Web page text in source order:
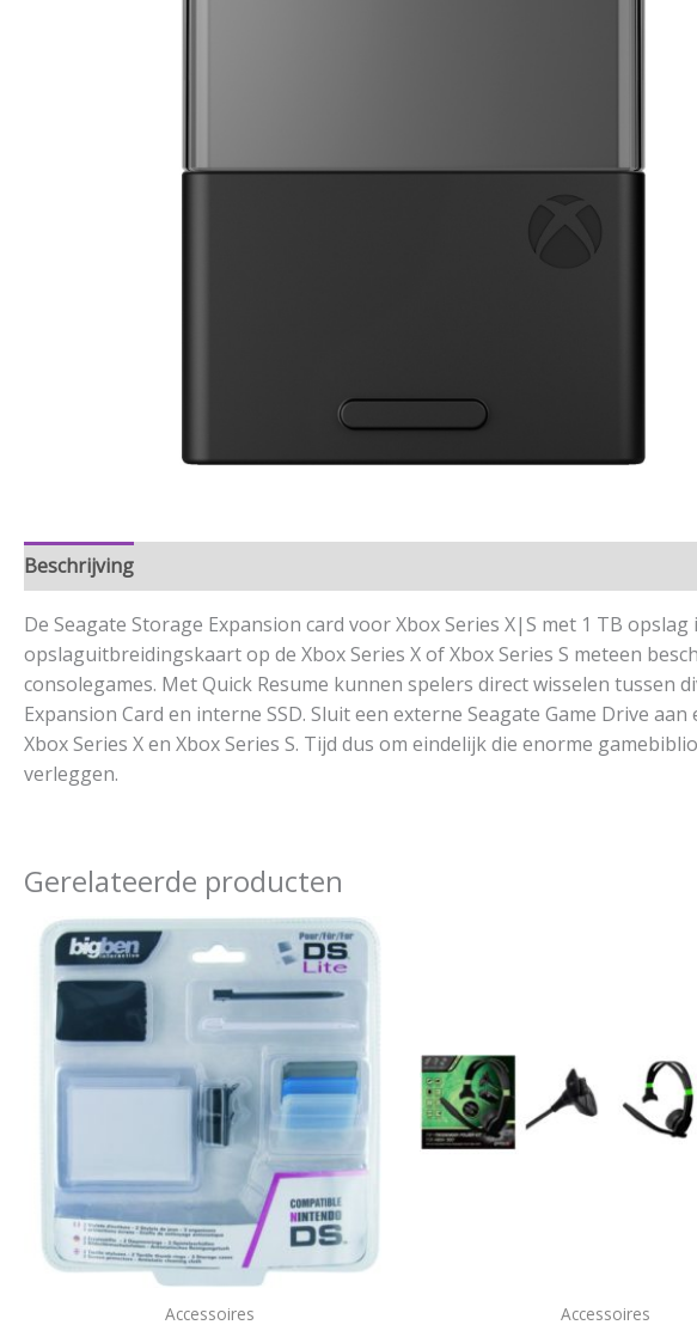
Beschrijving
De Seagate Storage Expansion card voor Xbox Series X|S met 1 TB
opslaguitbreidingskaart op de Xbox Series X of Xbox Series S meteen
consolegames. Met Quick Resume kunnen spelers direct wisselen tussen
Expansion Card en interne SSD. Sluit een externe Seagate Game Drive
Xbox Series X en Xbox Series S. Tijd dus om eindelijk die enorme
verleggen.
Gerelateerde producten
Accessoires Accessoires